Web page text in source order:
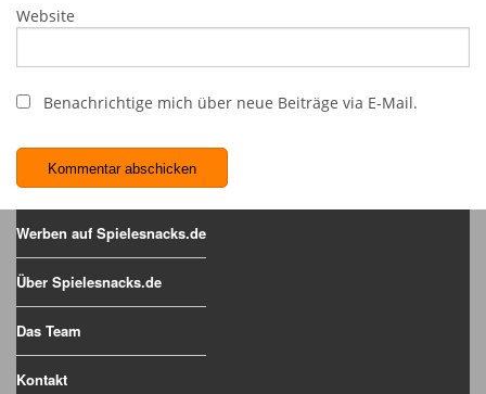
Website
Benachrichtige mich über neue Beiträge via E-Mail.
Werben auf Spielesnacks.de
Über Spielesnacks.de
Das Team
Kontakt